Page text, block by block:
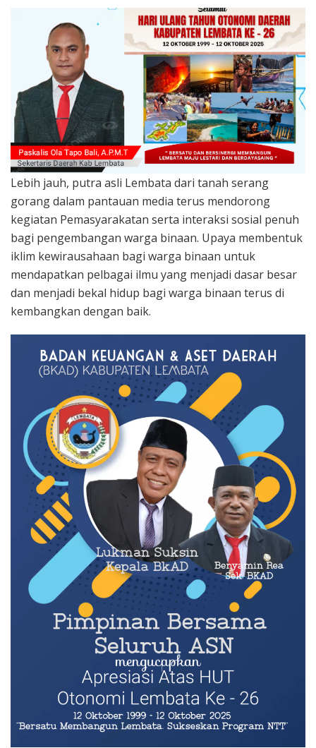
Lebih jauh, putra asli Lembata dari tanah serang
gorang dalam pantauan media terus mendorong
kegiatan Pemasyarakatan serta interaksi sosial penuh
bagi pengembangan warga binaan. Upaya membentuk
iklim kewirausahaan bagi warga binaan untuk
mendapatkan pelbagai ilmu yang menjadi dasar besar
dan menjadi bekal hidup bagi warga binaan terus di
kembangkan dengan baik.